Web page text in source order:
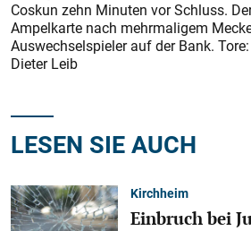
Coskun zehn Minuten vor Schluss.
Ampelkarte nach mehrmaligem
Auswechselspieler auf der Bank.
Dieter Leib
LESEN SIE AUCH
Kirchheim
Einbruch bei